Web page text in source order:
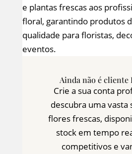
e plantas frescas aos
floral, garantindo produtos
qualidade para floristas,
eventos.
Ainda não é cliente
Crie a sua conta
descubra uma vasta
flores frescas,
stock em tempo
competitivos e